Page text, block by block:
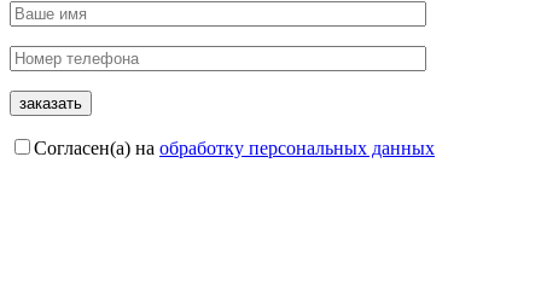
Согласен(а) на обработку персональных данных